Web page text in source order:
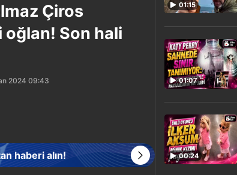
Çiros
oğlan! Son hali
2024 09:43
haberi alın!
01:15
01:07
00:24